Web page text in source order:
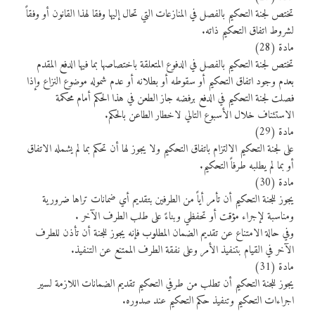
تختص لجنة التحكيم بالفصل في المنازعات التي تحال إليها وفقا لهذا القانون أو وفقاً
لشروط اتفاق التحكيم ذاته.
مادة (28)
تختص لجنة التحكيم بالفصل في الدفوع المتعلقة باختصاصها بما فيها الدفع المقدم
بعدم وجود اتفاق التحكيم أو سقوطه أو بطلانه أو عدم شموله موضوع النزاع وإذا
فصلت لجنة التحكيم في الدفع برفضه جاز الطعن في هذا الحكم أمام محكمة
الاستئناف خلال الأسبوع التالي لاخطار الطاعن بالحكم.
مادة (29)
على لجنة التحكيم الالتزام باتفاق التحكيم ولا يجوز لها أن تحكم بما لم يشمله الاتفاق
أو بما لم يطلبه طرفاً التحكيم.
مادة (30)
يجوز للجنة التحكيم أن تأمر أياً من الطرفين بتقديم أي ضمانات تراها ضرورية
ومناسبة لإجراء مؤقت أو تحفظي وبناءً على طلب الطرف الآخر .
وفي حالة الامتناع عن تقديم الضمان المطلوب فإنه يجوز للجنة أن تأذن للطرف
الآخر في القيام بتنفيذ الأمر وعلى نفقة الطرف الممتنع عن التنفيذ.
مادة (31)
يجوز للجنة التحكيم أن تطلب من طرفي التحكيم تقديم الضمانات اللازمة لسير
اجراءات التحكيم وتنفيذ حكم التحكيم عند صدوره.